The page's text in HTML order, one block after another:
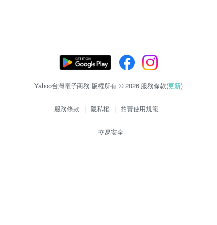
Yahoo台灣電子商務 版權所有 © 2026 服務條款(更新)
服務條款 | 隱私權 | 拍賣使用規範
交易安全